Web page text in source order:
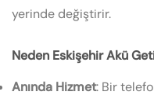
yerinde değiştirir.
Neden Eskişehir Akü
Anında Hizmet: Bir